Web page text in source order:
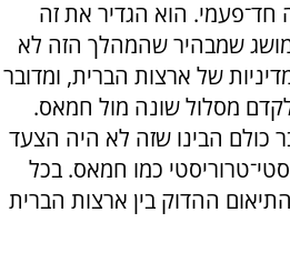
חד־פעמי. הוא הגדיר את זה
מושג שמבהיר שהמהלך הזה לא
של ארצות הברית, ומדובר
מסלול שונה מול חמאס.
כולם הבינו שזה לא היה הצעד
כמו חמאס. בכל
ההדוק בין ארצות הברית